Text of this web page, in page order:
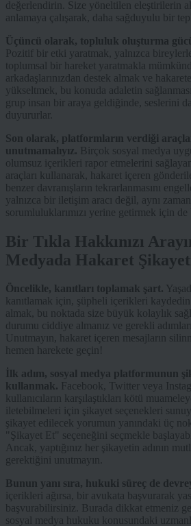
değerlendirin. Size yöneltilen eleştirilerin
anlamaya çalışarak, daha sağduyulu bir
Üçüncü olarak, topluluk oluşturma
Pozitif bir etki yaratmak, yalnızca
toplumsal bir hareket yaratmakla
arkadaşlarınızdan destek almak ve
yükseltmek, bu konuda adaletin
grup insan bir araya geldiğinde, seslerini
duyururlar.
Son olarak, platformların verdiği
unutmamalıyız. Birçok sosyal medya
olumsuz içerikleri rapor etmelerini
araçları kullanarak, hakaret içeren
benzer davranışların tekrarlanmasını
yalnızca bir iletişim aracı değil, aynı
sorumluluklarımızı yerine getirmek için de
Bir Tıkla Hakkınızı
Medyada Hakaret Şikayeti
Öncelikle, kanıtları toplamak şart.
kanıtlamak için, şüpheli içerikleri
almak, bu noktada size büyük kolaylık
durumu ciddiye almanız ve gerekli
Unutmayın, hakaret içeren mesajların
hemen harekete geçin!
İlk adım, sosyal medya platformunun
kullanmak. Facebook, Twitter veya
kullanıcıların karşılaştıkları kötü
iletebilmeleri için şikayet seçenekleri
şikayet edilecek yorumun yanındaki üç
"Şikayet Et" seçeneğini seçmekle
Ancak, yaptığınız her şikayetin adının
gerektiğini unutmayın.
Bunun yanı sıra, hukuki süreç de
içerikleri ağırsa, bir avukata başvurarak
başvurabilirsiniz. Burada dikkat etmeniz
sosyal medya hukuku konusundaki